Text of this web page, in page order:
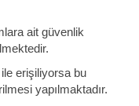
ait güvenlik
erişiliyorsa bu
yapılmaktadır.